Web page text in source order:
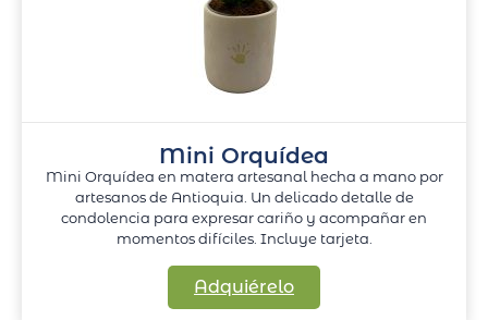
Mini Orquídea
Mini Orquídea en matera artesanal hecha a mano por
artesanos de Antioquia. Un delicado detalle de
condolencia para expresar cariño y acompañar en
momentos difíciles. Incluye tarjeta.
Adquiérelo